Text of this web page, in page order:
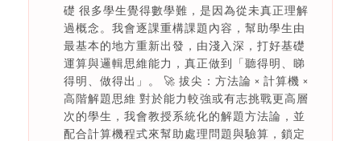
礎 很多學生覺得數學難，是因為從未真正理解
過概念。我會逐課重構課題內容，幫助學生由
最基本的地方重新出發，由淺入深，打好基礎
運算與邏輯思維能力，真正做到「聽得明、睇
得明、做得出」。 🚀 拔尖：方法論 × 計算機 ×
高階解題思維 對於能力較強或有志挑戰更高層
次的學生，我會教授系統化的解題方法論，並
配合計算機程式來幫助處理問題與驗算，鎖定